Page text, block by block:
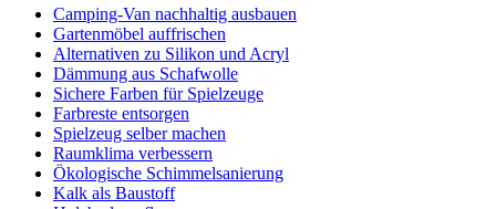
Camping-Van nachhaltig ausbauen
Gartenmöbel auffrischen
Alternativen zu Silikon und Acryl
Dämmung aus Schafwolle
Sichere Farben für Spielzeuge
Farbreste entsorgen
Spielzeug selber machen
Raumklima verbessern
Ökologische Schimmelsanierung
Kalk als Baustoff